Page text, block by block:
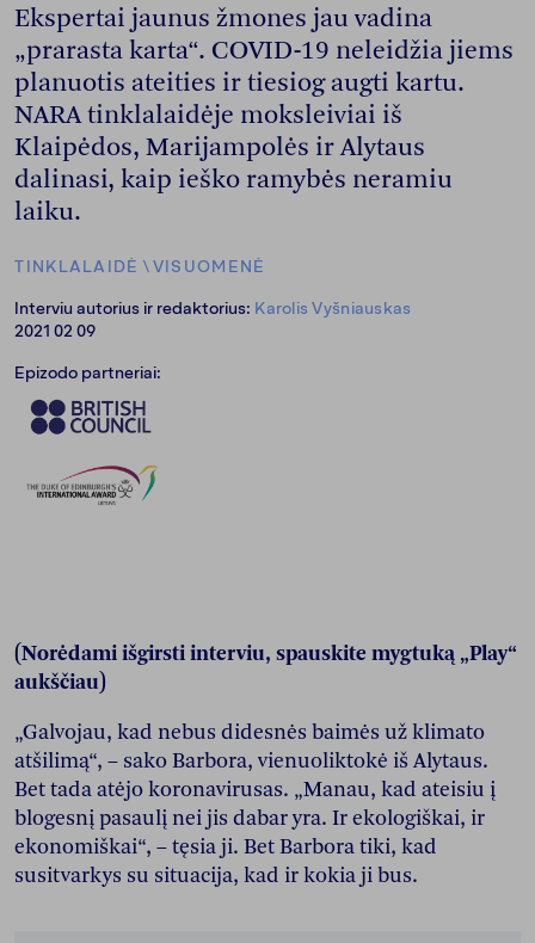
TINKLALAIDĖ \VISUOMENĖ
Interviu autorius ir redaktorius: Karolis Vyšniauskas
2021 02 09
Epizodo partneriai:
Ekspertai jaunus žmones jau vadina
„prarasta karta“. COVID-19 neleidžia jiems
planuotis ateities ir tiesiog augti kartu.
NARA tinklalaidėje moksleiviai iš
Klaipėdos, Marijampolės ir Alytaus
dalinasi, kaip ieško ramybės neramiu
laiku.
(Norėdami išgirsti interviu, spauskite mygtuką „Play“
aukščiau)
„Galvojau, kad nebus didesnės baimės už klimato
atšilimą“, – sako Barbora, vienuoliktokė iš Alytaus.
Bet tada atėjo koronavirusas. „Manau, kad ateisiu į
blogesnį pasaulį nei jis dabar yra. Ir ekologiškai, ir
ekonomiškai“, – tęsia ji. Bet Barbora tiki, kad
susitvarkys su situacija, kad ir kokia ji bus.